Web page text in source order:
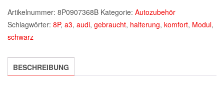
Halterung
Audi
A3
Menge
Artikelnummer: 8P0907368B Kategorie: Autozubehör
Schlagwörter: 8P, a3, audi, gebraucht, halterung, komfort, Modul,
schwarz
BESCHREIBUNG